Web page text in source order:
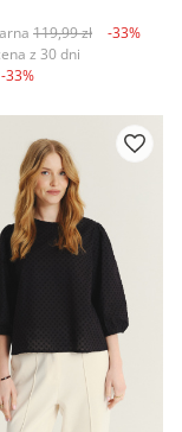
119,99 zł
-33%
z 30 dni
-33%